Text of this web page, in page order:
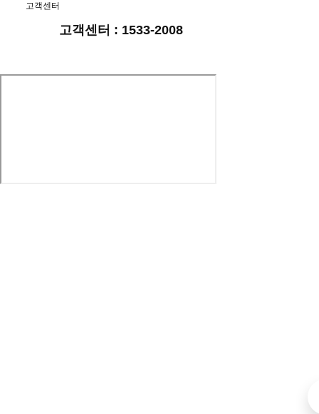
고객센터
고객센터 : 1533-2008